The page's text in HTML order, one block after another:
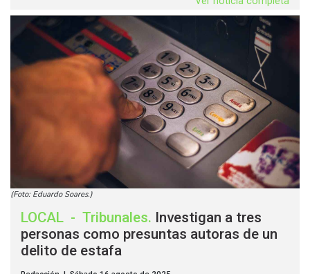
(Foto: Eduardo Soares.)
LOCAL - Tribunales. Investigan a tres
personas como presuntas autoras de un
delito de estafa